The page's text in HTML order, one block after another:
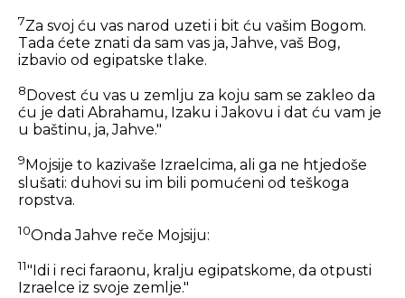
7Za svoj ću vas narod uzeti i bit ću vašim Bogom.
Tada ćete znati da sam vas ja, Jahve, vaš Bog,
izbavio od egipatske tlake.
8 Dovest ću vas u zemlju za koju sam se zakleo da
ću je dati Abrahamu, Izaku i Jakovu i dat ću vam je
u baštinu, ja, Jahve."
9 Mojsije to kazivaše Izraelcima, ali ga ne htjedoše
slušati: duhovi su im bili pomućeni od teškoga
ropstva.
10Onda Jahve reče Mojsiju:
11"Idi i reci faraonu, kralju egipatskome, da otpusti
Izraelce iz svoje zemlje."